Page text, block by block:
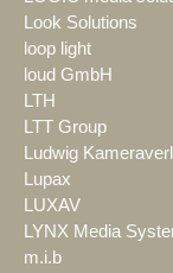
Look Solutions
loop light
loud GmbH
LTH
LTT Group
Ludwig
Lupax
LUXAV
LYNX Media
m.i.b